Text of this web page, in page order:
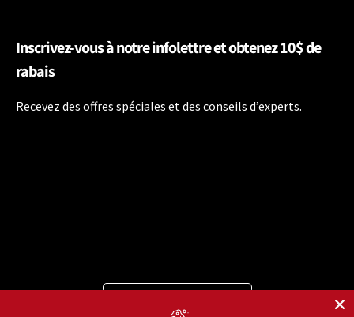
Inscrivez-vous à notre infolettre et obtenez 10$ de
rabais
Recevez des offres spéciales et des conseils d’experts.
Langue